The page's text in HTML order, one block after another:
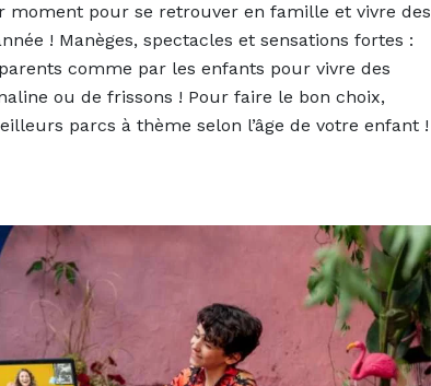
moment pour se retrouver en famille et vivre des
! Manèges, spectacles et sensations fortes :
comme par les enfants pour vivre des
ou de frissons ! Pour faire le bon choix,
parcs à thème selon l’âge de votre enfant !